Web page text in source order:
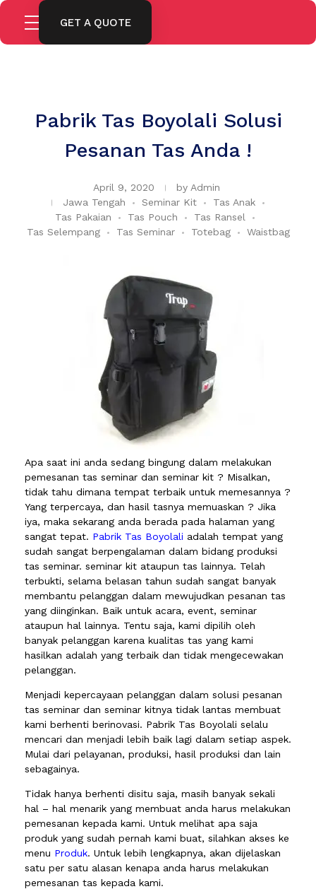
GET A QUOTE
Pabrik Tas Boyolali Solusi
Pesanan Tas Anda !
April 9, 2020 by Admin
Jawa Tengah
Seminar Kit
Tas Anak
Tas Pakaian
Tas Pouch
Tas Ransel
Tas Selempang
Tas Seminar Totebag Waistbag
Apa saat ini anda sedang bingung dalam melakukan
pemesanan tas seminar dan seminar kit ? Misalkan,
tidak tahu dimana tempat terbaik untuk memesannya ?
Yang terpercaya, dan hasil tasnya memuaskan ? Jika
iya, maka sekarang anda berada pada halaman yang
sangat tepat. Pabrik Tas Boyolali adalah tempat yang
sudah sangat berpengalaman dalam bidang produksi
tas seminar. seminar kit ataupun tas lainnya. Telah
terbukti, selama belasan tahun sudah sangat banyak
membantu pelanggan dalam mewujudkan pesanan tas
yang diinginkan. Baik untuk acara, event, seminar
ataupun hal lainnya. Tentu saja, kami dipilih oleh
banyak pelanggan karena kualitas tas yang kami
hasilkan adalah yang terbaik dan tidak mengecewakan
pelanggan.
Menjadi kepercayaan pelanggan dalam solusi pesanan
tas seminar dan seminar kitnya tidak lantas membuat
kami berhenti berinovasi. Pabrik Tas Boyolali selalu
mencari dan menjadi lebih baik lagi dalam setiap aspek.
Mulai dari pelayanan, produksi, hasil produksi dan lain
sebagainya.
Tidak hanya berhenti disitu saja, masih banyak sekali
hal – hal menarik yang membuat anda harus melakukan
pemesanan kepada kami. Untuk melihat apa saja
produk yang sudah pernah kami buat, silahkan akses ke
menu Produk. Untuk lebih lengkapnya, akan dijelaskan
satu per satu alasan kenapa anda harus melakukan
pemesanan tas kepada kami.